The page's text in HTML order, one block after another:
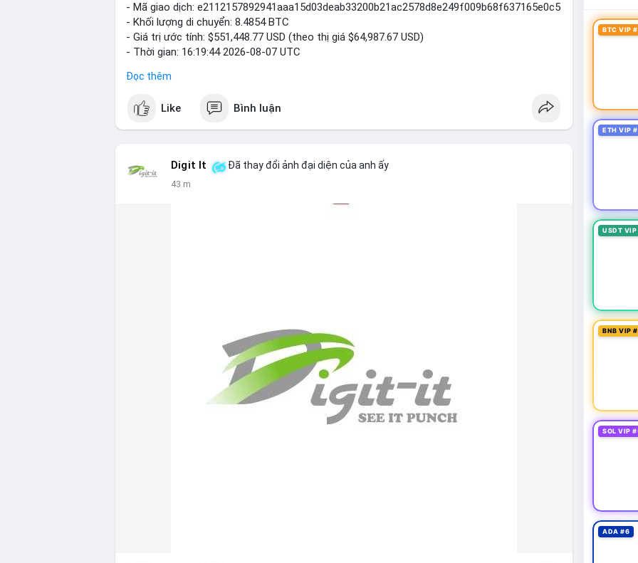
- Mã giao dịch: e2112157892941aaa15d03deab33200b21ac2578d8e249f009b68f637165e0c5
- Khối lượng di chuyển: 8.4854 BTC
- Giá trị ước tính: $551,448.77 USD (theo thị giá $64,987.67 USD)
- Thời gian: 16:19:44 2026-08-07 UTC
Nhận định phân tích hành vi của Cá voi dựa trên giao dịch này (ví dụ: chuyển dịch lượng lớn
Lời khuyên ngắn gọn cho nhà đầu tư nhỏ lẻ.
#chuyenvilon #dongtiencavoi
Đọc thêm
Like Bình luận
Digit It Đã thay đổi ảnh đại diện của anh ấy
43 m
BTC VIP
ETH VIP
USDT
BNB VIP
SOL VIP
ADA #6